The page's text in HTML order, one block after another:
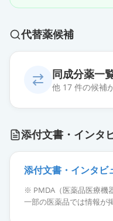
代替薬候補
同成分薬一
他 17 件の候補
1g「VTRS」
薬価 1505 円
0.5g「サワイ」
薬価 681 円
添付文書・インタ
添付文書・インタビ
※ PMDA（医薬品医療機
一部の医薬品では情報が